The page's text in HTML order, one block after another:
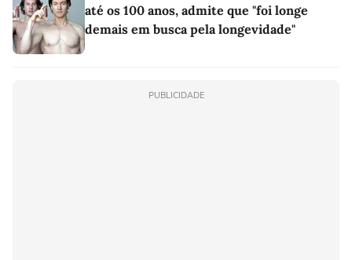
até os 100 anos, admite que "foi longe
demais em busca pela longevidade"
PUBLICIDADE